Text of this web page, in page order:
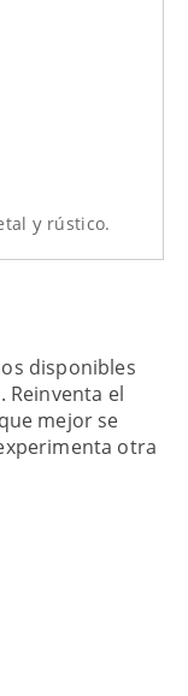
y rústico.
disponibles
Reinventa el
mejor se
otra